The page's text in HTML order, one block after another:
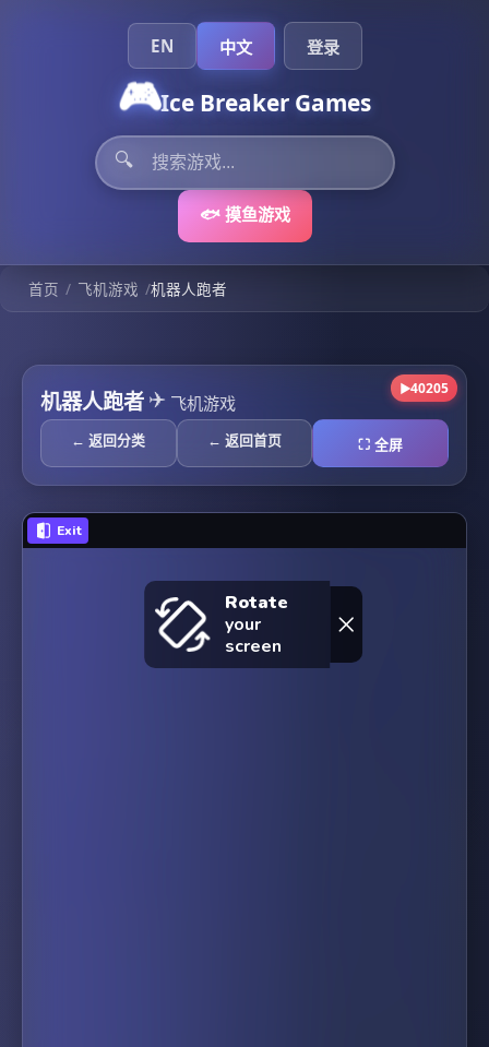
🎮Ice Breaker Games
🔍
🐟 摸鱼游戏
EN 中文 登录
首页 / 飞机游戏 /机器人跑者
机器人跑者 ▶40205
✈️ 飞机游戏
← 返回分类 ← 返回首页 ⛶ 全屏